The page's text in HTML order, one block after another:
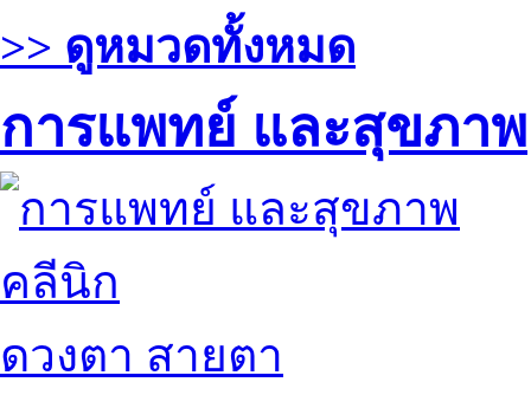
>> ดูหมวดทั้งหมด
การแพทย์ และสุขภาพ
คลีนิก
ดวงตา สายตา